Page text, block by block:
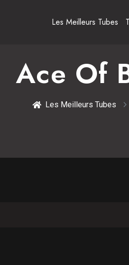
Les Meilleurs Tubes
Ace Of
Les Meilleurs Tubes